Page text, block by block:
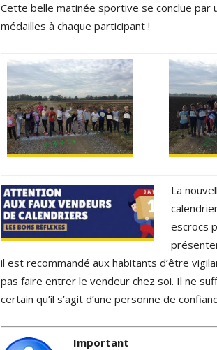
Cette belle matinée sportive se conclue
médailles à chaque participant !
La
escrocs
il est recommandé aux habitants d’être
pas faire entrer le vendeur chez soi. Il ne
certain qu’il s’agit d’une personne de
Important